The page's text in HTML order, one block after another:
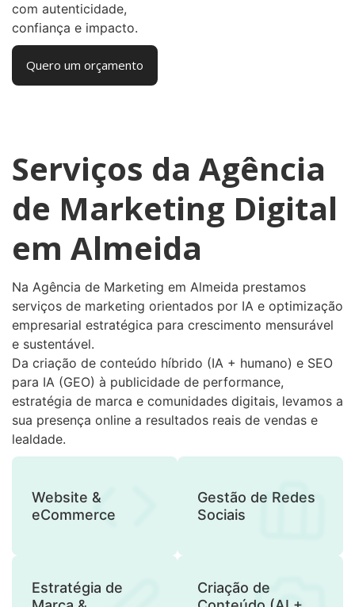
com autenticidade,
confiança e impacto.
Quero um orçamento
Serviços da Agência
de Marketing Digital
em Almeida
Na Agência de Marketing em Almeida prestamos
serviços de marketing orientados por IA e optimização
empresarial estratégica para crescimento mensurável
e sustentável.
Da criação de conteúdo híbrido (IA + humano) e SEO
para IA (GEO) à publicidade de performance,
estratégia de marca e comunidades digitais, levamos a
sua presença online a resultados reais de vendas e
lealdade.
Website &
eCommerce
Gestão de Redes
Sociais
Estratégia de
Criação de